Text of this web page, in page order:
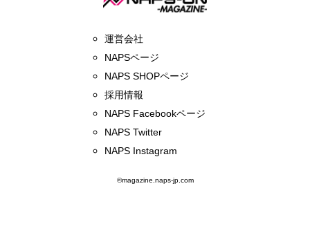
運営会社
NAPSページ
NAPS SHOPページ
採用情報
NAPS Facebookページ
NAPS Twitter
NAPS Instagram
©magazine.naps-jp.com